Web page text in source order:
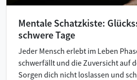
Mentale Schatzkiste:
schwere Tage
Jeder Mensch erlebt im Leben
schwerfällt und die Zuversicht auf
Sorgen dich nicht loslassen und